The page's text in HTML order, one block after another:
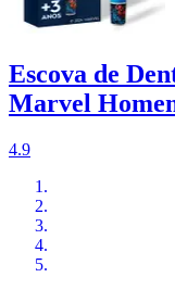
Escova de
Marvel
4.9